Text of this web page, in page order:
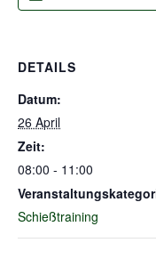
DETAILS
Datum:
26 April
Zeit:
08:00 - 11:00
Schießtraining